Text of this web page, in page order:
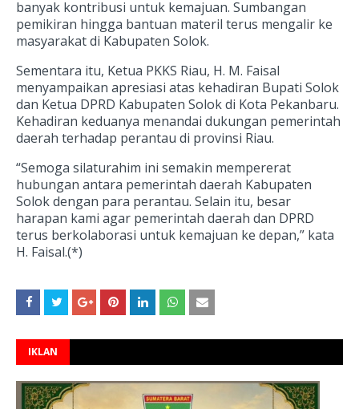
banyak kontribusi untuk kemajuan. Sumbangan
pemikiran hingga bantuan materil terus mengalir ke
masyarakat di Kabupaten Solok.
Sementara itu, Ketua PKKS Riau, H. M. Faisal
menyampaikan apresiasi atas kehadiran Bupati Solok
dan Ketua DPRD Kabupaten Solok di Kota Pekanbaru.
Kehadiran keduanya menandai dukungan pemerintah
daerah terhadap perantau di provinsi Riau.
“Semoga silaturahim ini semakin mempererat
hubungan antara pemerintah daerah Kabupaten
Solok dengan para perantau. Selain itu, besar
harapan kami agar pemerintah daerah dan DPRD
terus berkolaborasi untuk kemajuan ke depan,” kata
H. Faisal.(*)
IKLAN